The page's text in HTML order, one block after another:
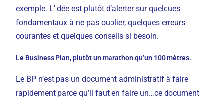
exemple. L’idée est plutôt d’alerter sur quelques
fondamentaux à ne pas oublier, quelques erreurs
courantes et quelques conseils si besoin.
Le Business Plan, plutôt un marathon qu’un 100 mètres.
Le BP n’est pas un document administratif à faire
rapidement parce qu’il faut en faire un…ce document